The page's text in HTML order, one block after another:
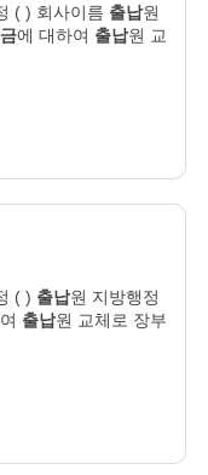
( ) 회사이름 출납원
에 대하여 출납원 교
( ) 출납원 지방행정
출납원 교체로 장부